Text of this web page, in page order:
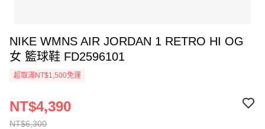
NIKE WMNS AIR JORDAN 1 RETRO HI OG
女 籃球鞋 FD2596101
超取滿NT$1,500免運
NT$6,300
NT$4,390